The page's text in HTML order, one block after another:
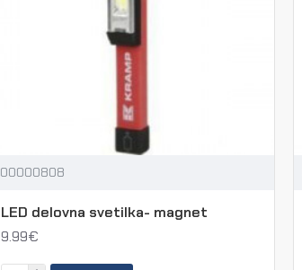
00000808
LED delovna svetilka- magnet
9.99€